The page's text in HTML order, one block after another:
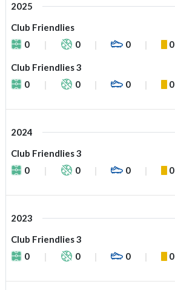
2025
Club Friendlies
0
0 0 0
Club Friendlies 3
0
0 0 0
2024
Club Friendlies 3
0
0 0 0
2023
Club Friendlies 3
0
0 0 0